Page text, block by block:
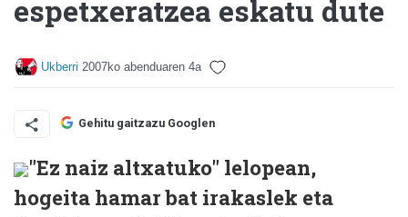
espetxeratzea eskatu dute
Ukberri 2007ko abenduaren 4a
Gehitu gaitzazu Googlen
"Ez naiz altxatuko" lelopean,
hogeita hamar bat irakaslek eta